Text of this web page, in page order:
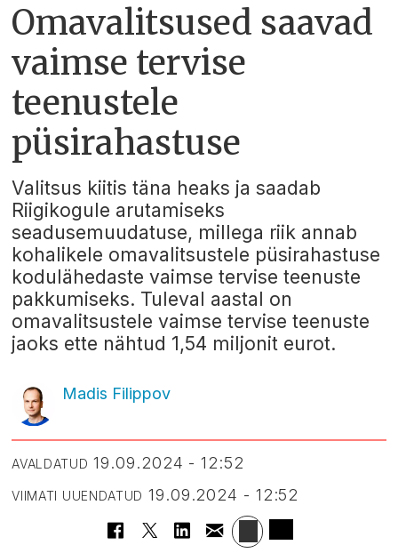
Omavalitsused saavad
vaimse tervise
teenustele
püsirahastuse
Valitsus kiitis täna heaks ja saadab
Riigikogule arutamiseks
seadusemuudatuse, millega riik annab
kohalikele omavalitsustele püsirahastuse
kodulähedaste vaimse tervise teenuste
pakkumiseks. Tuleval aastal on
omavalitsustele vaimse tervise teenuste
jaoks ette nähtud 1,54 miljonit eurot.
Madis Filippov
AVALDATUD 19.09.2024 - 12:52
VIIMATI UUENDATUD 19.09.2024 - 12:52